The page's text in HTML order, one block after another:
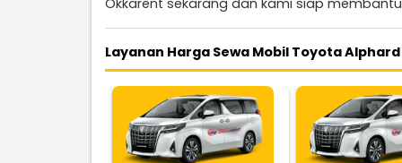
Okkarent sekarang dan kami siap
Layanan Harga Sewa Mobil Toyota